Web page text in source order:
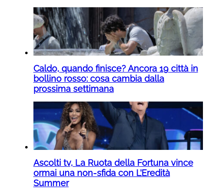
Caldo, quando finisce? Ancora 19 città in
bollino rosso: cosa cambia dalla
prossima settimana
Ascolti tv, La Ruota della Fortuna vince
ormai una non-sfida con L’Eredità
Summer